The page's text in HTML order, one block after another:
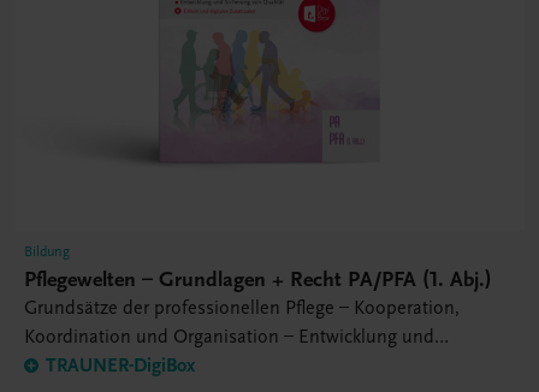
Bildung
Pflegewelten – Grundlagen + Recht PA/PFA (1. Abj.)
Grundsätze der professionellen Pflege – Kooperation,
Koordination und Organisation – Entwicklung und
Sicherung von Qualität
TRAUNER-DigiBox